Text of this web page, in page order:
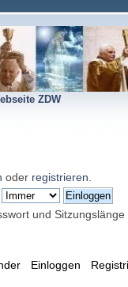
ZDW
oder registrieren
und Sitzungslänge
Einloggen